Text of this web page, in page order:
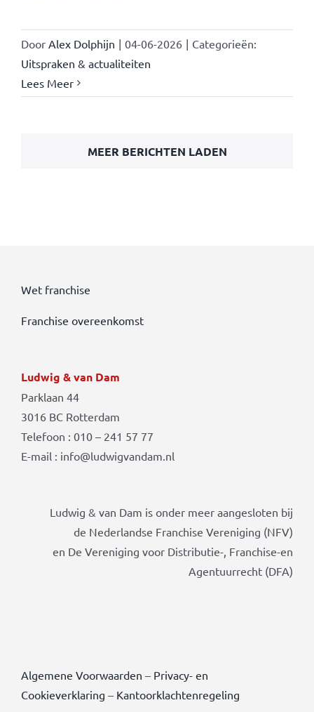
Door Alex Dolphijn | 04-06-2026 | Categorieën:
Uitspraken & actualiteiten
Lees Meer
MEER BERICHTEN LADEN
Wet franchise
Franchise overeenkomst
Ludwig & van Dam
Parklaan 44
3016 BC Rotterdam
Telefoon : 010 – 241 57 77
E-mail : info@ludwigvandam.nl
Ludwig & van Dam is onder meer aangesloten bij
de Nederlandse Franchise Vereniging (NFV)
en De Vereniging voor Distributie-, Franchise-en
Agentuurrecht (DFA)
Algemene Voorwaarden – Privacy- en
Cookieverklaring – Kantoorklachtenregeling